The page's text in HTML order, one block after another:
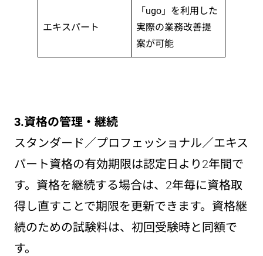
エキスパート
「ugo」を利用した
実際の業務改善提
案が可能
3.資格の管理・継続
スタンダード／プロフェッショナル／エキス
パート資格の有効期限は認定日より2年間で
す。資格を継続する場合は、2年毎に資格取
得し直すことで期限を更新できます。資格継
続のための試験料は、初回受験時と同額で
す。